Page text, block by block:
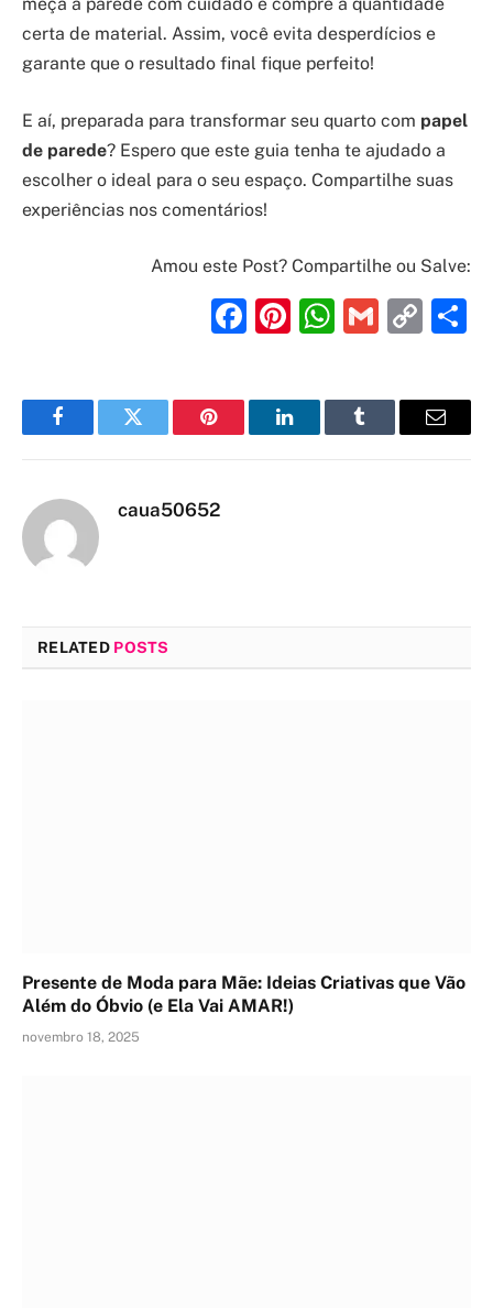
certa de material. Assim, você evita desperdícios e
garante que o resultado final fique perfeito!
E aí, preparada para transformar seu quarto com papel
de parede? Espero que este guia tenha te ajudado a
escolher o ideal para o seu espaço. Compartilhe suas
experiências nos comentários!
Amou este Post? Compartilhe ou Salve:
Facebook
Pinterest
Gmail
FacebookTwitter Pinterest LinkedInTumblr Email
caua50652
RELATED POSTS
Presente de Moda para Mãe: Ideias Criativas que Vão
Além do Óbvio (e Ela Vai AMAR!)
novembro 18, 2025